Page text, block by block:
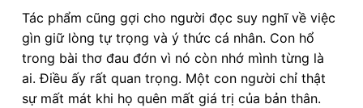
Tác phẩm cũng gợi cho người đọc suy nghĩ về việc
gìn giữ lòng tự trọng và ý thức cá nhân. Con hổ
trong bài thơ đau đớn vì nó còn nhớ mình từng là
ai. Điều ấy rất quan trọng. Một con người chỉ thật
sự mất mát khi họ quên mất giá trị của bản thân.